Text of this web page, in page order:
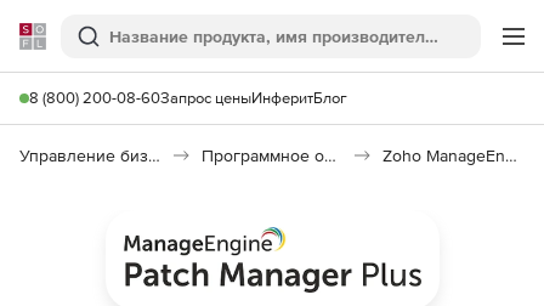
Softline
Поиск
8 (800) 200-08-60Запрос ценыИнферитБлог
Управление бизнесом, CRM/ERP Программное обеспечение для ведения дел Zoho ManageEngine Patch Manager Plus